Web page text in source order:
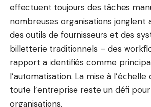
effectuent toujours des tâches
nombreuses organisations jonglent
des outils de fournisseurs et des
billetterie traditionnels – des
rapport a identifiés comme
l’automatisation. La mise à l’échelle
toute l’entreprise reste un défi
organisations.